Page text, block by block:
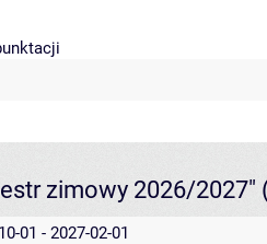
zimowy 2026/2027"
01 - 2027-02-01